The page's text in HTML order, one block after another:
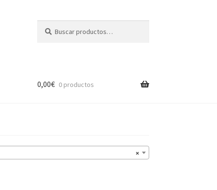
por:
0,00€ 0 productos
×